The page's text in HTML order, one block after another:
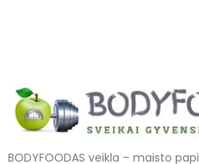
BODYFOODAS veikla – maisto